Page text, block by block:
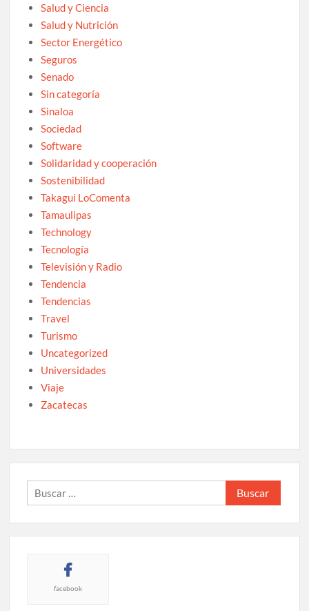
Salud y Ciencia
Salud y Nutrición
Sector Energético
Seguros
Senado
Sin categoría
Sinaloa
Sociedad
Software
Solidaridad y cooperación
Sostenibilidad
Takagui LoComenta
Tamaulipas
Technology
Tecnología
Televisión y Radio
Tendencia
Tendencias
Travel
Turismo
Uncategorized
Universidades
Viaje
Zacatecas
Buscar:
facebook